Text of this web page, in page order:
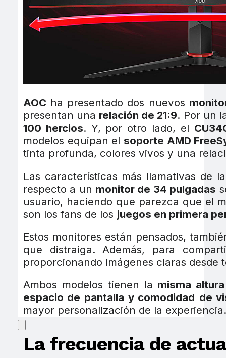
AOCha presentado dos nuevos
presentan una relación de 21:9. Por un
100 hercios. Y, por otro lado, el
modelos equipan el soporte AMD
tinta profunda, colores vivos y una
Las características más llamativas de
respecto a un monitor de 34 pulgadas
usuario, haciendo que parezca que el
son los fans de los juegos en primera
Estos monitores están pensados,
que distraiga. Además, para
proporcionando imágenes claras desde
Ambos modelos tienen la misma
espacio de pantalla y comodidad de
mayor personalización de la experiencia.
La frecuencia de